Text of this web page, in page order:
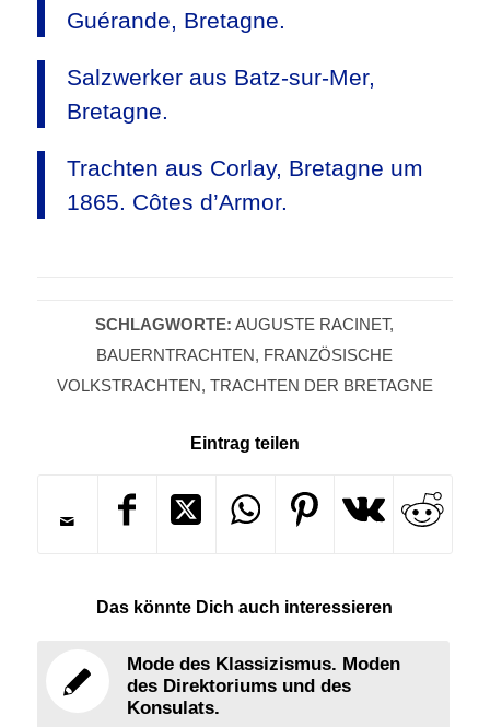
Guérande, Bretagne.
Salzwerker aus Batz-sur-Mer,
Bretagne.
Trachten aus Corlay, Bretagne um
1865. Côtes d’Armor.
SCHLAGWORTE: AUGUSTE RACINET,
BAUERNTRACHTEN, FRANZÖSISCHE
VOLKSTRACHTEN, TRACHTEN DER BRETAGNE
Eintrag teilen
Das könnte Dich auch interessieren
Mode des Klassizismus. Moden
des Direktoriums und des
Konsulats.